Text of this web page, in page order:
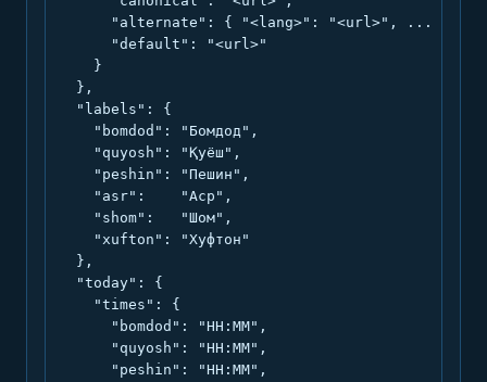
      "alternate": { "<lang>": "<url>", ... },
      "default": "<url>"
    }
  },
  "labels": {
    "bomdod": "Бомдод",
    "quyosh": "Қуёш",
    "peshin": "Пешин",
    "asr":    "Аср",
    "shom":   "Шом",
    "xufton": "Хуфтон"
  },
  "today": {
    "times": {
      "bomdod": "HH:MM",
      "quyosh": "HH:MM",
      "peshin": "HH:MM",